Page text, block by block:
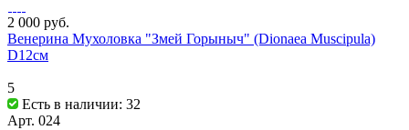
2 000 руб.
Венерина Мухоловка "Змей Горыныч" (Dionaea Muscipula)
D12см
5
Есть в наличии: 32
Арт. 024